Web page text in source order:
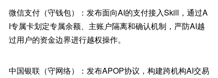
微信支付（守钱包）：发布面向AI的支付接入Skill，通过A
I专属卡划定专属余额、主账户隔离和确认机制，严防AI越
过用户的资金边界进行越权操作。
中国银联（守网络）：发布APOP协议，构建跨机构AI交易